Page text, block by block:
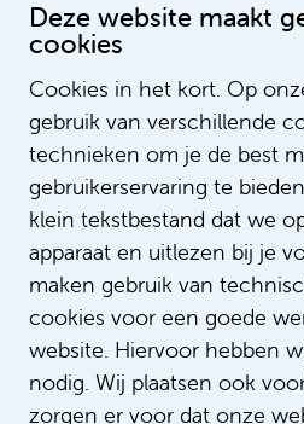
Deze website maakt
cookies
Cookies in het kort. Op
gebruik van verschillende
technieken om je de best
gebruikerservaring te
klein tekstbestand dat we
apparaat en uitlezen bij je
maken gebruik van
cookies voor een goede
website. Hiervoor hebben
nodig. Wij plaatsen ook
zorgen er voor dat onze
Lees meer